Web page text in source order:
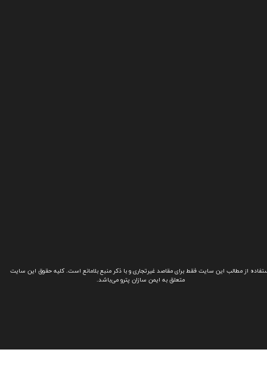
از مطالب این سایت فقط برای مقاصد غیرتجاری و با ذکر منبع بلامانع است. کلیه حقوق این سایت
متعلق به ایمن سازان پترو می‌باشد.